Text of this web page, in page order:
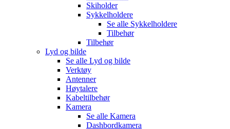
Skiholder
Sykkelholdere
Se alle Sykkelholdere
Tilbehør
Tilbehør
Lyd og bilde
Se alle Lyd og bilde
Verktøy
Antenner
Høytalere
Kabeltilbehør
Kamera
Se alle Kamera
Dashbordkamera